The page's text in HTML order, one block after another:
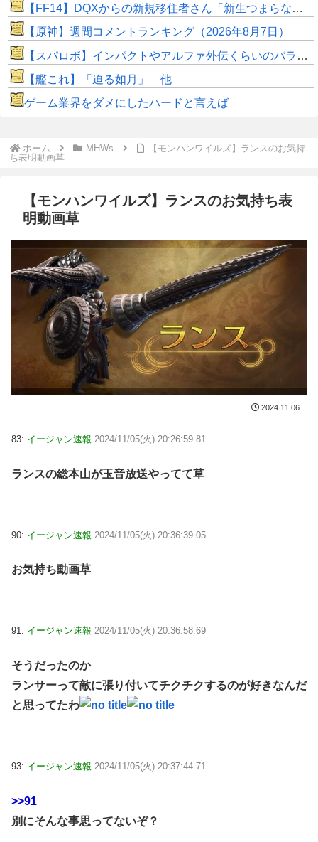
【FF14】DQXからの新規移住者さん「新生つまらないって聞いてたけど普通に面白くてワロタｗｗ」
【原神】週間コメントランキング（2026年8月7日）
【スパロボ】インパクトやアルファ外伝くらいのバランス求む！！ → インパクトも最終的にはコアブースターで雑魚は一撃で倒せてたけどね
【艦これ】「迫る如月」 他
ゲーム業界をダメにしたハードと言えば
ホーム MHWs
【モンハンワイルズ】ランスのお気持
ち表明動画草
【モンハンワイルズ】ランスのお気持ち表
明動画草
2024.11.06
83: イージャン速報 2024/11/05(火) 20:26:59.81
ランスの総本山が玉音放送やってて草
90: イージャン速報 2024/11/05(火) 20:36:39.05
お気持ち動画草
91: イージャン速報 2024/11/05(火) 20:36:58.69
そうだったのか
ランサーって敵に張り付いてチクチクするのが好きなんだ
と思ってたわ
93: イージャン速報 2024/11/05(火) 20:37:44.71
>>91
別にそんな事思ってないぞ？